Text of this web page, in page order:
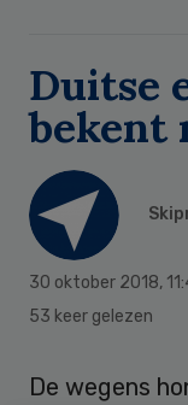
Duitse
bekent
30 oktober 2018,
53 keer gelezen
De wegens